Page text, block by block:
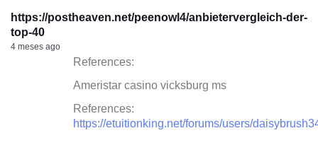
https://postheaven.net/peenowl4/anbietervergleich-der-
top-40
4 meses ago
References:
Ameristar casino vicksburg ms
References:
https://etuitionking.net/forums/users/